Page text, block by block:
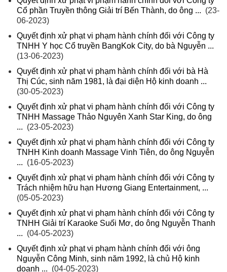
Cổ phần Truyền thông Giải trí Bến Thành, do ông ... (23-
06-2023)
Quyết định xử phạt vi phạm hành chính đối với Công ty
TNHH Y học Cổ truyền BangKok City, do bà Nguyễn ...
(13-06-2023)
Quyết định xử phạt vi phạm hành chính đối với bà Hà
Thị Cúc, sinh năm 1981, là đại diện Hộ kinh doanh ...
(30-05-2023)
Quyết định xử phạt vi phạm hành chính đối với Công ty
TNHH Massage Thảo Nguyên Xanh Star King, do ông
... (23-05-2023)
Quyết định xử phạt vi phạm hành chính đối với Công ty
TNHH Kinh doanh Massage Vinh Tiên, do ông Nguyễn
... (16-05-2023)
Quyết định xử phạt vi phạm hành chính đối với Công ty
Trách nhiệm hữu hạn Hương Giang Entertainment, ...
(05-05-2023)
Quyết định xử phạt vi phạm hành chính đối với Công ty
TNHH Giải trí Karaoke Suối Mơ, do ông Nguyễn Thanh
... (04-05-2023)
Quyết định xử phạt vi phạm hành chính đối với ông
Nguyễn Công Minh, sinh năm 1992, là chủ Hộ kinh
doanh ... (04-05-2023)